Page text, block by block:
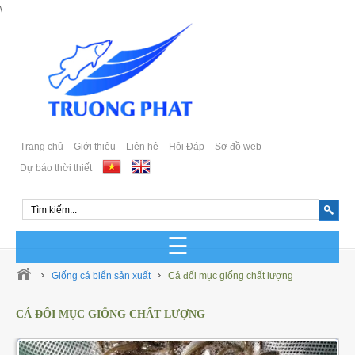
\
Trang chủ Giới thiệu Liên hệ Hỏi Đáp
Sơ đồ web
Dự báo thời thiết
GIỐNG CÁ BIỂN SẢN XUẤT
GIỐNG CÁ BIỂN TỰ NHIÊN
GIỐNG CÁ MÚ SẢN XUẤT
Giống cá biển sản xuất Cá đối mục giống chất lượng
CÁ ĐỐI MỤC GIỐNG CHẤT LƯỢNG